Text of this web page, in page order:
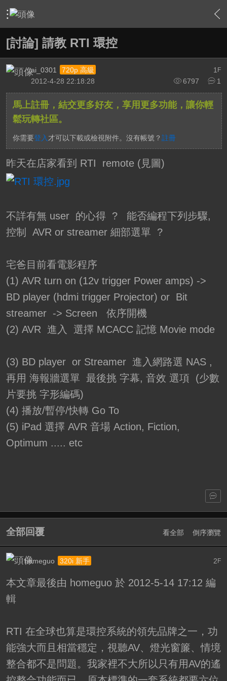
› 家庭劇院 › 家庭劇院設計 › 內容
[討論] 請教 RTI 環控
1 F
ai_0301
720p 高級
6797
1
2012-4-28 22:18:28
馬上註冊，結交更多好友，享用更多功能，讓你輕
鬆玩轉社區。
你需要登入 才可以下載或檢視附件。沒有帳號？ 註冊
昨天在店家看到 RTI remote (見圖)
不詳有無 user 的心得 ? 能否編程下列步驟,
控制 AVR or streamer 細部選單 ?
宅爸目前看電影程序
(1) AVR turn on (12v trigger Power amps) ->
BD player (hdmi trigger Projector) or Bit
streamer -> Screen 依序開機
(2) AVR 進入 選擇 MCACC 記憶 Movie mode
(3) BD player or Streamer 進入網路選 NAS ,
再用 海報牆選單 最後挑 字幕, 音效 選項 (少數
片要挑 字形編碼)
(4) 播放/暫停/快轉 Go To
(5) iPad 選擇 AVR 音場 Action, Fiction,
Optimum ..... etc
全部回覆 看全部 倒序瀏覽
2F
homeguo 320i 新手
本文章最後由 homeguo 於 2012-5-14 17:12 編
輯
RTI 在全球也算是環控系統的領先品牌之一，功
能強大而且相當穩定，視聽AV、燈光窗簾、情境
整合都不是問題。我家裡不大所以只有用AV的遙